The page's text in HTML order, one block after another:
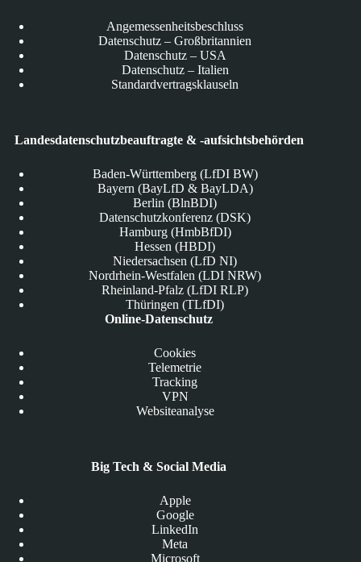
Angemessenheitsbeschluss
Datenschutz – Großbritannien
Datenschutz – USA
Datenschutz – Italien
Standardvertragsklauseln
Landesdatenschutzbeauftragte & -aufsichtsbehörden
Baden-Württemberg (LfDI BW)
Bayern (BayLfD & BayLDA)
Berlin (BlnBDI)
Datenschutzkonferenz (DSK)
Hamburg (HmbBfDI)
Hessen (HBDI)
Niedersachsen (LfD NI)
Nordrhein-Westfalen (LDI NRW)
Rheinland-Pfalz (LfDI RLP)
Thüringen (TLfDI)
Online-Datenschutz
Cookies
Telemetrie
Tracking
VPN
Websiteanalyse
Big Tech & Social Media
Apple
Google
LinkedIn
Meta
Microsoft